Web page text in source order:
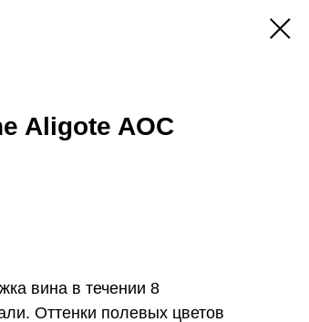
Aligote AOC
вина в течении 8
Оттенки полевых цветов